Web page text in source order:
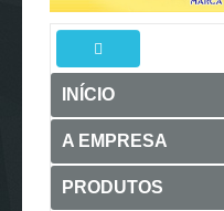
INÍCIO
A EMPRESA
PRODUTOS